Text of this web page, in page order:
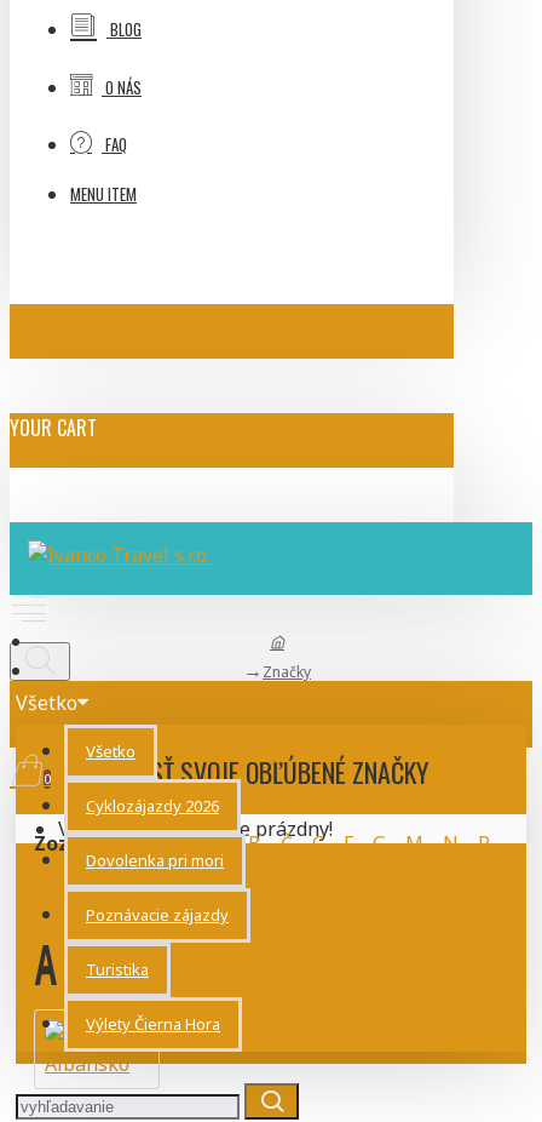
BLOG
O NÁS
FAQ
MENU ITEM
YOUR CART
Všetko
Všetko
Cyklozájazdy 2026
Dovolenka pri mori
Poznávacie zájazdy
Turistika
Výlety Čierna Hora
0
Váš nákupný košík je prázdny!
Značky
NÁJSŤ SVOJE OBĽÚBENÉ ZNAČKY
Zoznam značiek: A B Č C F G M N
R
Š T
A
Albánsko